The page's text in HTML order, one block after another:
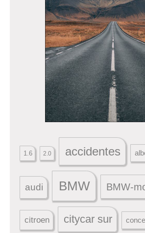
1.6 2.0 accidentes
audi BMW BMW-
citroen citycar sur